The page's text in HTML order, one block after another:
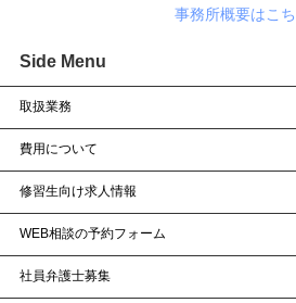
事務所概要はこ
Side Menu
取扱業務
費用について
修習生向け求人情報
WEB相談の予約フォーム
社員弁護士募集